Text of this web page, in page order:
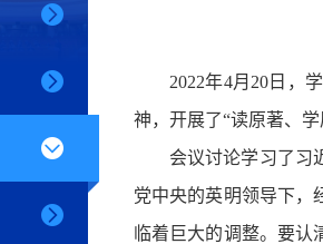
2022年4月20日，
神，开展了“读原著、
会议讨论学习了习
党中央的英明领导下，
临着巨大的调整。要